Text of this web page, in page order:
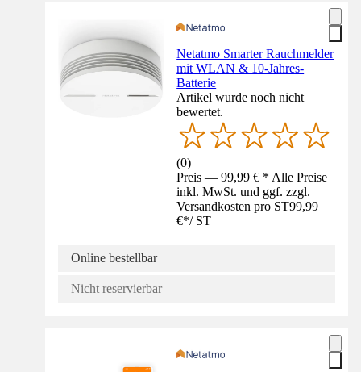
Netatmo Smarter Rauchmelder
mit WLAN & 10-Jahres-
Batterie
Artikel wurde noch nicht
bewertet.
(0)
Preis — 99,99 € * Alle Preise
inkl. MwSt. und ggf. zzgl.
Versandkosten pro ST99,99
€*/ ST
Online bestellbar
Nicht reservierbar